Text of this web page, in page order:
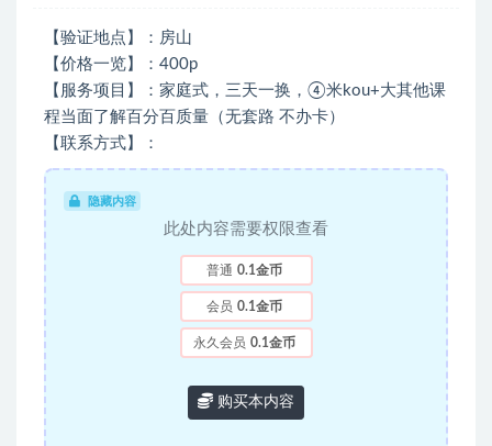
【验证地点】：房山
【价格一览】：400p
【服务项目】：家庭式，三天一换，④米kou+大其他课
程当面了解百分百质量（无套路 不办卡）
【联系方式】：
隐藏内容
此处内容需要权限查看
普通 0.1金币
会员 0.1金币
永久会员 0.1金币
购买本内容